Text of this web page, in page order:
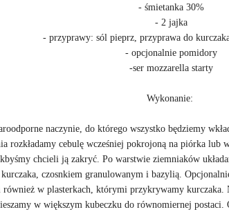
- śmietanka 30%
- 2 jajka
- przyprawy: sól pieprz, przyprawa do
- opcjonalnie pomidory
-ser mozzarella starty
Wykonanie:
naczynie, do którego wszystko będziemy
rozkładamy cebulę wcześniej pokrojoną na piórka
chcieli ją zakryć. Po warstwie ziemniaków
czosnkiem granulowanym i bazylią.
w plasterkach, którymi przykrywamy
w większym kubeczku do równomiernej